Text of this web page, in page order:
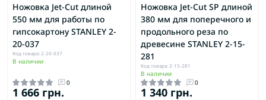
Ножовка Jet-Cut длиной
550 мм для работы по
гипсокартону STANLEY 2-
20-037
Код товара: 2-20-037
В наличии
0
1 666 грн.
Ножовка Jet-Cut SP длиной
380 мм для поперечного и
продольного реза по
древесине STANLEY 2-15-
281
Код товара: 2-15-281
В наличии
0
1 340 грн.